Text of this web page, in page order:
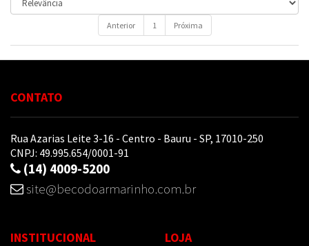
Anterior 1 Próxima
CONTATO
Rua Azarias Leite 3-16 - Centro - Bauru - SP, 17010-250
CNPJ: 49.995.654/0001-91
(14) 4009-5200
site@becodoarmarinho.com.br
INSTITUCIONAL LOJA